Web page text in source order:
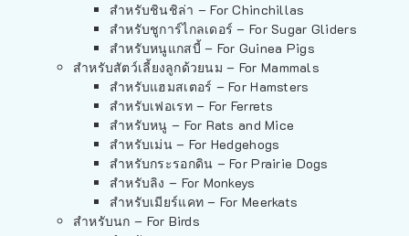
สำหรับชินชิล่า – For Chinchillas
สำหรับชูการ์ไกลเดอร์ – For Sugar Gliders
สำหรับหนูแกสบี้ – For Guinea Pigs
สำหรับสัตว์เลี้ยงลูกด้วยนม – For Mammals
สำหรับแฮมสเตอร์ – For Hamsters
สำหรับเฟอเรท – For Ferrets
สำหรับหนู – For Rats and Mice
สำหรับเม่น – For Hedgehogs
สำหรับกระรอกดิน – For Prairie Dogs
สำหรับลิง – For Monkeys
สำหรับเมียร์แคท – For Meerkats
สำหรับนก – For Birds